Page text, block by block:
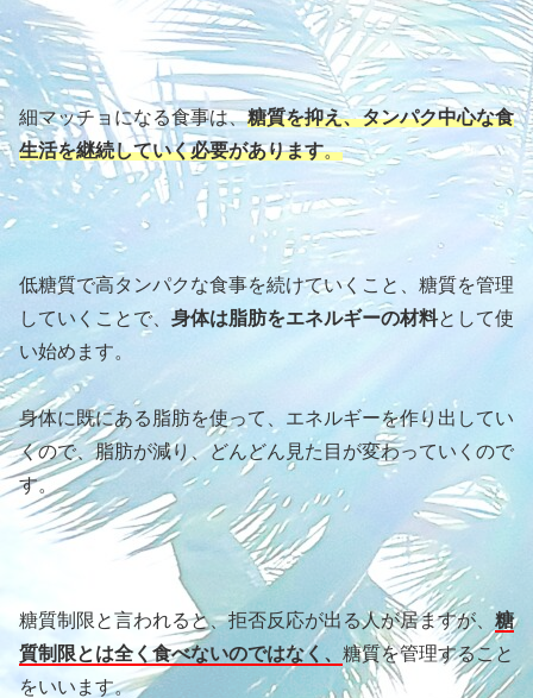
細マッチョになる食事は、糖質を抑え、タンパク中心な食
生活を継続していく必要があります。
低糖質で高タンパクな食事を続けていくこと、糖質を管理
していくことで、 身体は脂肪をエネルギーの材料として使
い始めます。
身体に既にある脂肪を使って、エネルギーを作り出してい
くので、脂肪が減り、どんどん見た目が変わっていくので
す。
糖質制限と言われると、拒否反応が出る人が居ますが、 糖
質制限とは全く食べないのではなく、 糖質を管理すること
をいいます。